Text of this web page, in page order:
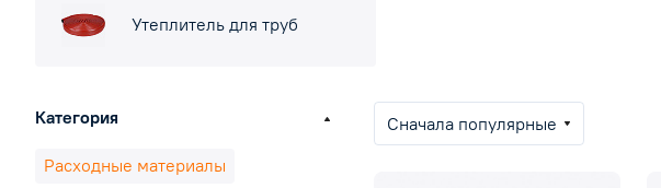
Утеплитель для труб
Сначала популярные
Категория
Расходные материалы